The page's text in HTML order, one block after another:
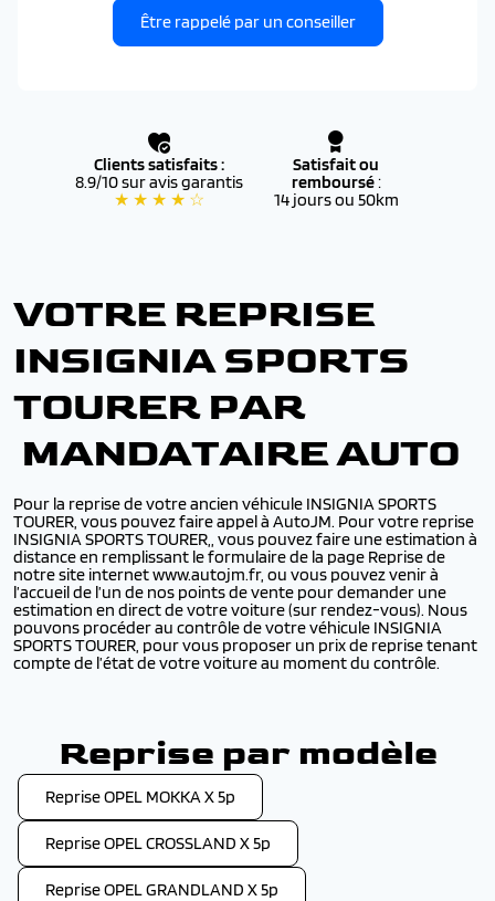
Être rappelé par un conseiller
Clients satisfaits :
8.9/10 sur avis garantis
★ ★ ★ ★ ☆
Satisfait ou
remboursé:
14 jours ou 50km
VOTRE REPRISE
INSIGNIA SPORTS
TOURER PAR
MANDATAIRE AUTO
Pour la reprise de votre ancien véhicule INSIGNIA SPORTS
TOURER, vous pouvez faire appel à AutoJM. Pour votre reprise
INSIGNIA SPORTS TOURER,, vous pouvez faire une estimation à
distance en remplissant le formulaire de la page Reprise de
notre site internet www.autojm.fr, ou vous pouvez venir à
l’accueil de l’un de nos points de vente pour demander une
estimation en direct de votre voiture (sur rendez-vous). Nous
pouvons procéder au contrôle de votre véhicule INSIGNIA
SPORTS TOURER, pour vous proposer un prix de reprise tenant
compte de l’état de votre voiture au moment du contrôle.
Reprise par modèle
Reprise OPEL MOKKA X 5p
Reprise OPEL CROSSLAND X 5p
Reprise OPEL GRANDLAND X 5p